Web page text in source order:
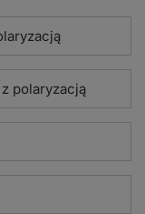
polaryzacją